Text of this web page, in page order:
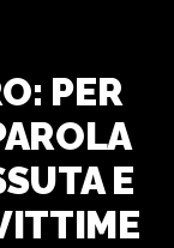
PER
E